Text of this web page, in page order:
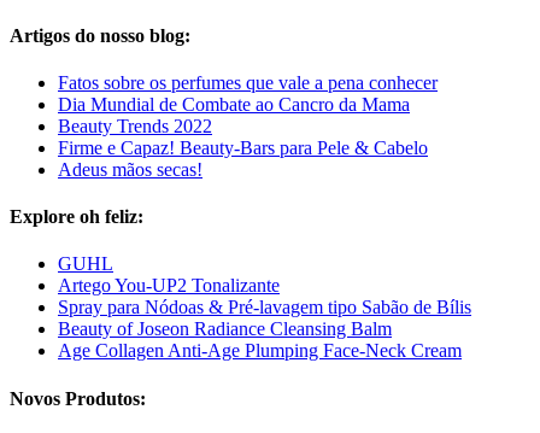
Artigos do nosso blog:
Fatos sobre os perfumes que vale a pena conhecer
Dia Mundial de Combate ao Cancro da Mama
Beauty Trends 2022
Firme e Capaz! Beauty-Bars para Pele & Cabelo
Adeus mãos secas!
Explore oh feliz:
GUHL
Artego You-UP2 Tonalizante
Spray para Nódoas & Pré-lavagem tipo Sabão de Bílis
Beauty of Joseon Radiance Cleansing Balm
Age Collagen Anti-Age Plumping Face-Neck Cream
Novos Produtos: